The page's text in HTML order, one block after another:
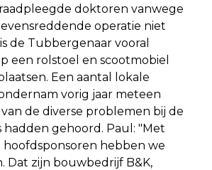
doktoren vanwege
operatie niet
de Tubbergenaar vooral
een rolstoel en scootmobiel
Een aantal lokale
vorig jaar meteen
de diverse problemen bij de
hadden gehoord. Paul: "Met
hoofdsponsoren hebben we
Dat zijn bouwbedrijf B&K,